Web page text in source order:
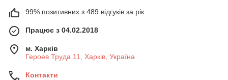
99% позитивних з 489 відгуків за рік
Працює з 04.02.2018
м. Харків
Героев Труда 11, Харків, Україна
Контакти